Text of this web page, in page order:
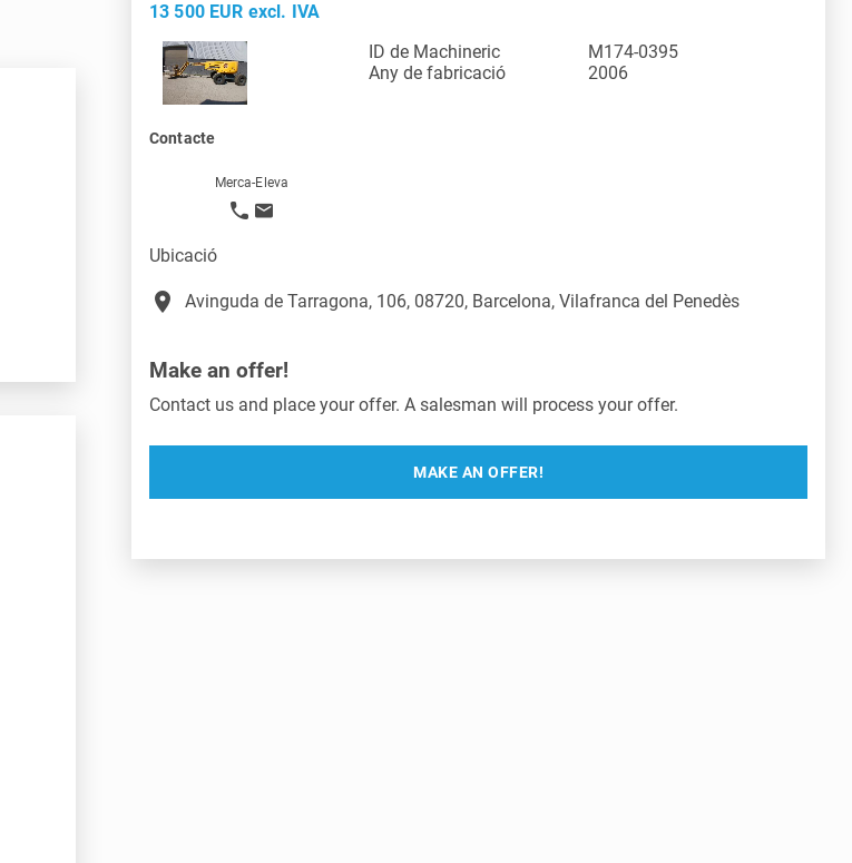
13 500 EUR excl. IVA
ID de Machineric
M174-0395
Any de fabricació
2006
Contacte
Merca-Eleva
Ubicació
place Avinguda de Tarragona, 106, 08720, Barcelona, Vilafranca del Penedès
Make an offer!
Contact us and place your offer. A salesman will process your offer.
MAKE AN OFFER!